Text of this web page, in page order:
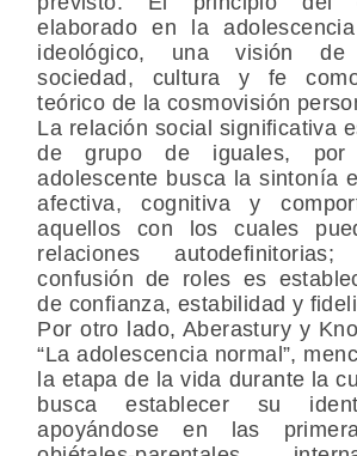
elaborado en la
ideológico, una visión
sociedad, cultura y fe
teórico de la cosmovisión
La relación social significativa
de grupo de iguales,
adolescente busca la sintonía
afectiva, cognitiva y
aquellos con los cuales
relaciones
confusión de roles es
de confianza, estabilidad y
Por otro lado, Aberastury y
“La adolescencia normal”,
la etapa de la vida durante la
busca establecer su
apoyándose en las